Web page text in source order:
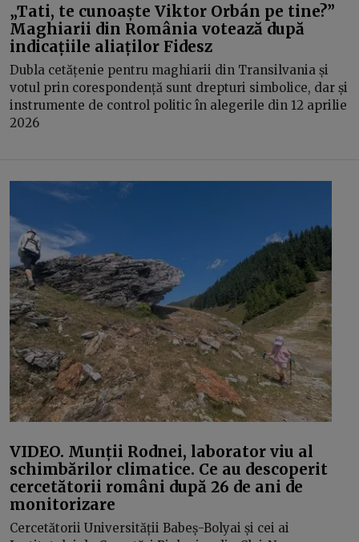
„Tati, te cunoaște Viktor Orbán pe tine?”
Maghiarii din România votează după
indicațiile aliaților Fidesz
Dubla cetățenie pentru maghiarii din Transilvania și
votul prin corespondență sunt drepturi simbolice, dar și
instrumente de control politic în alegerile din 12 aprilie
2026
VIDEO. Munții Rodnei, laborator viu al
schimbărilor climatice. Ce au descoperit
cercetătorii români după 26 de ani de
monitorizare
Cercetătorii Universității Babeș-Bolyai și cei ai